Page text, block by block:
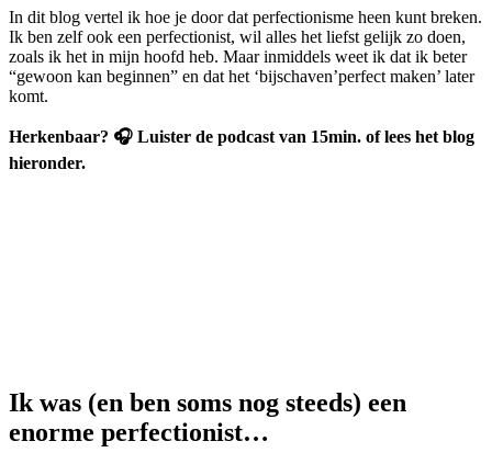
In dit blog vertel ik hoe je door dat perfectionisme heen kunt breken.
Ik ben zelf ook een perfectionist, wil alles het liefst gelijk zo doen,
zoals ik het in mijn hoofd heb. Maar inmiddels weet ik dat ik beter
“gewoon kan beginnen” en dat het ‘bijschaven’perfect maken’ later
komt.
Herkenbaar? 🎧 Luister de podcast van 15min. of lees het blog
hieronder.
Ik was (en ben soms nog steeds) een
enorme perfectionist…